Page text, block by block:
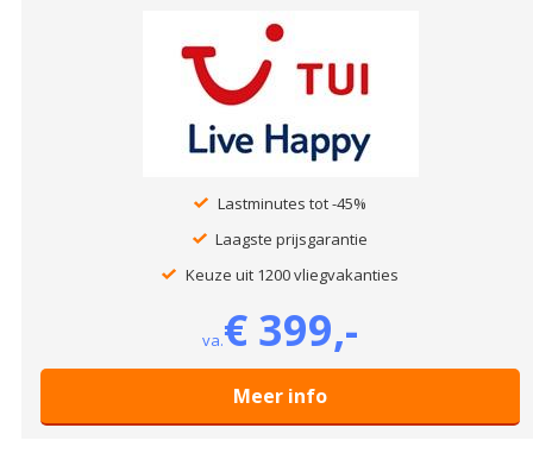
Lastminutes tot -45%
Laagste prijsgarantie
Keuze uit 1200 vliegvakanties
va.€ 399,-
Meer info